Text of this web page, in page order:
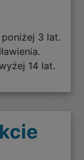
3 lat.
14 lat.